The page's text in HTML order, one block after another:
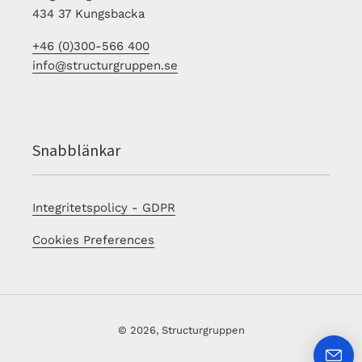
434 37 Kungsbacka
+46 (0)300-566 400
info@structurgruppen.se
Snabblänkar
Integritetspolicy - GDPR
Cookies Preferences
© 2026, Structurgruppen